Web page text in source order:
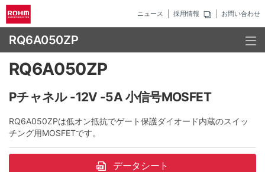
ニュース 採用情報 お問い合わせ
RQ6A050ZP
RQ6A050ZP
Pチャネル -12V -5A 小信号MOSFET
RQ6A050ZPは低オン抵抗でゲート保護ダイオード内蔵のスイッ
チング用MOSFETです。
データシート